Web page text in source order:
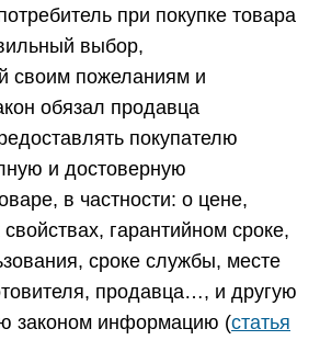
при покупке товара
выбор,
своим пожеланиям и
обязал продавца
покупателю
и достоверную
в частности: о цене,
свойствах, гарантийном сроке,
сроке службы, месте
продавца…, и другую
законом информацию (статья